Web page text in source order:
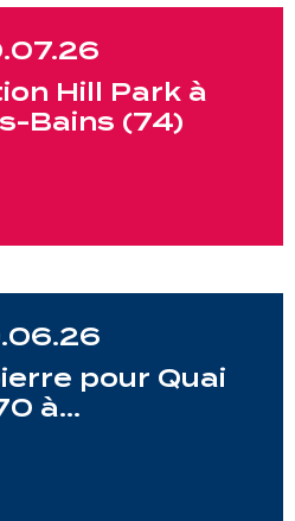
Hill Park à
Bains (74)
pour Quai
à…